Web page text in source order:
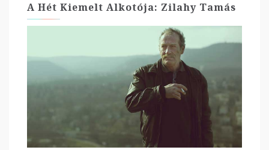
A Hét Kiemelt Alkotója: Zilahy Tamás